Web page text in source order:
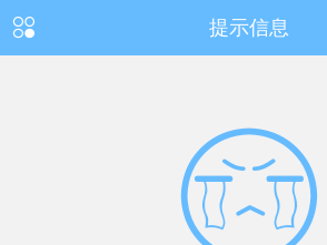
提示信息